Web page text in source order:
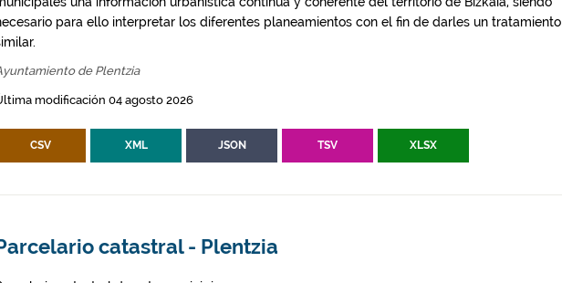
para ello interpretar los diferentes planeamientos con el fin de darles un tratamiento
de Plentzia
modificación 04 agosto 2026
CSV XML JSON TSV XLSX
catastral - Plentzia